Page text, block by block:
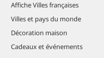
Affiche Villes françaises
Villes et pays du monde
Décoration maison
Cadeaux et événements